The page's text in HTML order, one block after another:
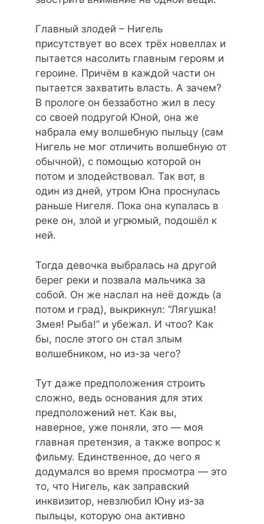
Главный злодей – Нигель
присутствует во всех трёх новеллах и
пытается насолить главным героям и
героине. Причём в каждой части он
пытается захватить власть. А зачем?
В прологе он беззаботно жил в лесу
со своей подругой Юной, она же
набрала ему волшебную пыльцу (сам
Нигель не мог отличить волшебную от
обычной), с помощью которой он
потом и злодействовал. Так вот, в
один из дней, утром Юна проснулась
раньше Нигеля. Пока она купалась в
реке он, злой и угрюмый, подошёл к
ней.
Тогда девочка выбралась на другой
берег реки и позвала мальчика за
собой. Он же наслал на неё дождь (а
потом и град), выкрикнул: “Лягушка!
Змея! Рыба!” и убежал. И чтоо? Как
бы, после этого он стал злым
волшебником, но из-за чего?
Тут даже предположения строить
сложно, ведь основания для этих
предположений нет. Как вы,
наверное, уже поняли, это — моя
главная претензия, а также вопрос к
фильму. Единственное, до чего я
додумался во время просмотра — это
то, что Нигель, как заправский
инквизитор, невзлюбил Юну из-за
пыльцы, которую она активно